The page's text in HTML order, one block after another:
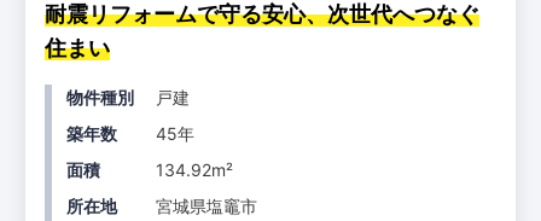
耐震リフォームで守る安心、次世代へつなぐ
住まい
物件種別
戸建
築年数
45年
面積
134.92m²
所在地
宮城県塩竈市